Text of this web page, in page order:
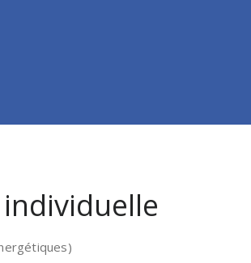
individuelle
énergétiques)